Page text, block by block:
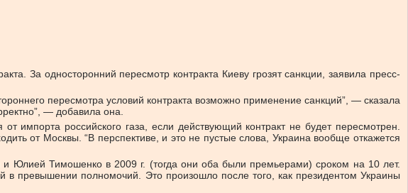
За односторонний пересмотр контракта Киеву грозят санкции, заявила пресс-
пересмотра условий контракта возможно применение санкций”, — сказала
— добавила она.
импорта российского газа, если действующий контракт не будет пересмотрен.
от Москвы. “В перспективе, и это не пустые слова, Украина вообще откажется
Юлией Тимошенко в 2009 г. (тогда они оба были премьерами) сроком на 10 лет.
превышении полномочий. Это произошло после того, как президентом Украины